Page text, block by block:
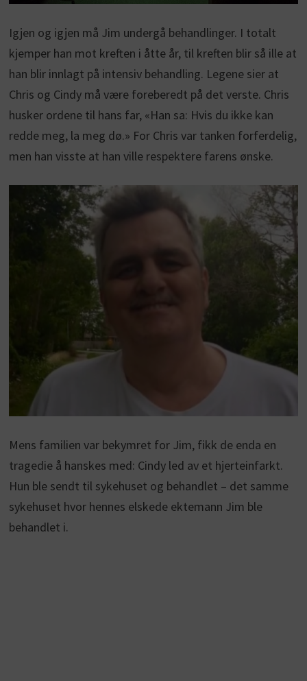
Igjen og igjen må Jim undergå behandlinger. I totalt
kjemper han mot kreften i åtte år, til kreften blir så ille at
han blir innlagt på intensiv behandling. Legene sier at
Chris og Cindy må være foreberedt på det verste. Chris
husker ordene til hans far, «Han sa: Hvis du ikke kan
redde meg, la meg dø.» For Chris var tanken forferdelig,
men han visste at han ville respektere farens ønske.
Mens familien var bekymret for Jim, fikk de enda en
tragedie å hanskes med: Cindy led av et hjerteinfarkt.
Hun ble sendt til sykehuset og behandlet – det samme
sykehuset hvor hennes elskede ektemann Jim ble
behandlet i.